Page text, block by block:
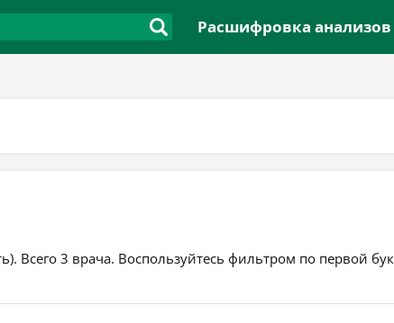
Расшифровка анализов
Всего 3 врача. Воспользуйтесь фильтром по первой